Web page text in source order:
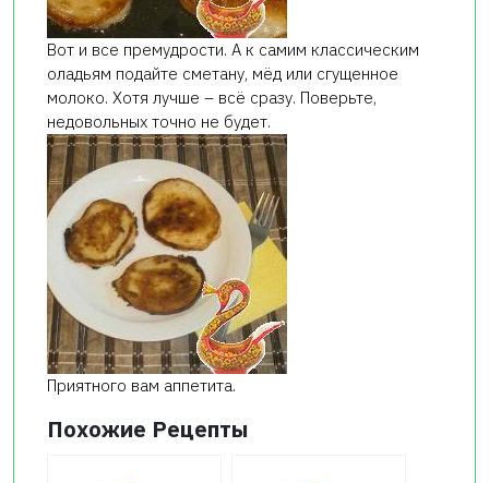
Вот и все премудрости. А к самим классическим
оладьям подайте сметану, мёд или сгущенное
молоко. Хотя лучше – всё сразу. Поверьте,
недовольных точно не будет.
Приятного вам аппетита.
Похожие Рецепты